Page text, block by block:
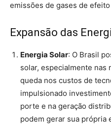
emissões de gases de
Expansão das
Energia Solar: O Brasil
solar, especialmente
queda nos custos de
impulsionado
porte e na geração
podem gerar sua própria